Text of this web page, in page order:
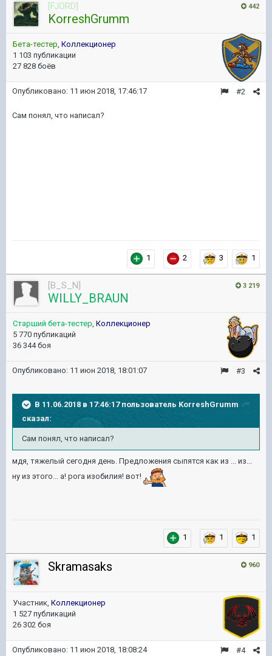
442
[FJORD]
KorreshGrumm
Бета-тестер, Коллекционер
1 103 публикации
27 828 боёв
#2
Опубликовано: 11 июн 2018, 17:46:17
Сам понял, что написал?
1 2 3 1
3 219
[B_S_N]
WILLY_BRAUN
Старший бета-тестер, Коллекционер
5 770 публикаций
36 344 боя
#3
Опубликовано: 11 июн 2018, 18:01:07
В 11.06.2018 в 17:46:17 пользователь KorreshGrumm
сказал:
Сам понял, что написал?
мдя, тяжелый сегодня день. Предложения сыпятся как из ... из...
ну из этого... а! рога изобилия! вот!
1 1 1
960
Skramasaks
Участник, Коллекционер
1 527 публикаций
26 302 боя
#4
Опубликовано: 11 июн 2018, 18:08:24